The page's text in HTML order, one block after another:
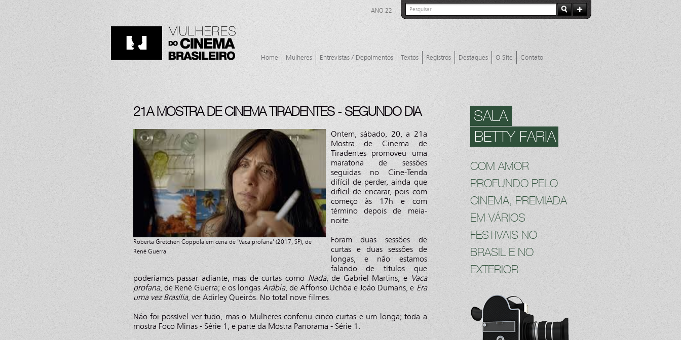
ANO 22
Home Mulheres Entrevistas / Depoimentos Textos Registros Destaques O Site Contato
21A MOSTRA DE CINEMA TIRADENTES - SEGUNDO DIA
Roberta Gretchen Coppola em cena de 'Vaca profana' (2017, SP), de
René Guerra
Ontem, sábado, 20, a 21a
Mostra de Cinema de
Tiradentes promoveu uma
maratona de sessões
seguidas no Cine-Tenda
difícil de perder, ainda que
difícil de encarar, pois com
começo às 17h e com
término depois de meia-
noite.
Foram duas sessões de
curtas e duas sessões de
longas, e não estamos
falando de títulos que
poderíamos passar adiante, mas de curtas como Nada, de Gabriel Martins, e Vaca
profana, de René Guerra; e os longas Arábia, de Affonso Uchôa e João Dumans, e Era
uma vez Brasília, de Adirley Queirós. No total nove filmes.
Não foi possível ver tudo, mas o Mulheres conferiu cinco curtas e um longa; toda a
mostra Foco Minas - Série 1, e parte da Mostra Panorama - Série 1.
SALA
BETTY FARIA
COM AMOR
PROFUNDO PELO
CINEMA, PREMIADA
EM VÁRIOS
FESTIVAIS NO
BRASIL E NO
EXTERIOR